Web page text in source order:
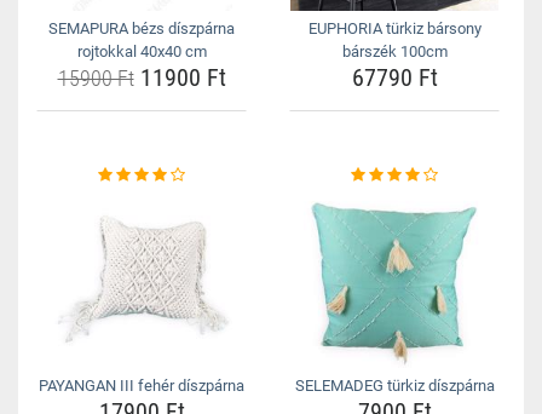
SEMAPURA bézs díszpárna
rojtokkal 40x40 cm
15900 Ft11900 Ft
EUPHORIA türkiz bársony
bárszék 100cm
67790 Ft
PAYANGAN III fehér díszpárna SELEMADEG türkiz díszpárna